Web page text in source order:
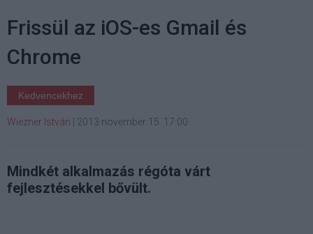
Frissül az iOS-es Gmail és
Chrome
Kedvencekhez
Wiezner István 2013 november 15. 17:00
Mindkét alkalmazás régóta várt
fejlesztésekkel bővült.